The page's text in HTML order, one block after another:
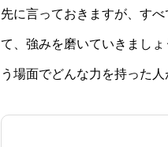
先に言っておきますが、す
て、強みを磨いていきまし
う場面でどんな力を持った